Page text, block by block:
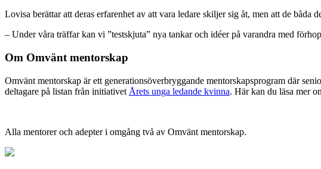
Lovisa berättar att deras erfarenhet av att vara ledare skiljer sig åt, men att de båda
– Under våra träffar kan vi ”testskjuta” nya tankar och idéer på varandra med
Om Omvänt mentorskap
Omvänt mentorskap är ett generationsöverbryggande mentorskapsprogram där
deltagare på listan från initiativet Årets unga ledande kvinna. Här kan du läsa mer
Alla mentorer och adepter i omgång två av Omvänt mentorskap.